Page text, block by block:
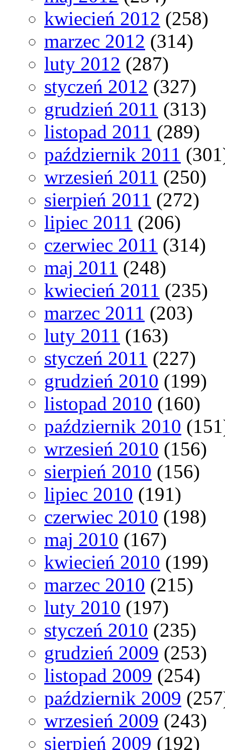
kwiecień 2012 (258)
marzec 2012 (314)
luty 2012 (287)
styczeń 2012 (327)
grudzień 2011 (313)
listopad 2011 (289)
październik 2011
wrzesień 2011 (250)
sierpień 2011 (272)
lipiec 2011 (206)
czerwiec 2011 (314)
maj 2011 (248)
kwiecień 2011 (235)
marzec 2011 (203)
luty 2011 (163)
styczeń 2011 (227)
grudzień 2010 (199)
listopad 2010 (160)
październik 2010
wrzesień 2010 (156)
sierpień 2010 (156)
lipiec 2010 (191)
czerwiec 2010 (198)
maj 2010 (167)
kwiecień 2010 (199)
marzec 2010 (215)
luty 2010 (197)
styczeń 2010 (235)
grudzień 2009 (253)
listopad 2009 (254)
październik 2009
wrzesień 2009 (243)
sierpień 2009 (192)